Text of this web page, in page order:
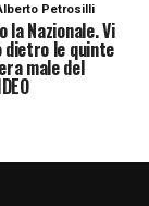
Petrosilli
la Nazionale. Vi
dietro le quinte
male del